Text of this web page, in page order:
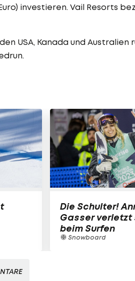
investieren. Vail Resorts
USA, Kanada und Australien
Die Schulter!
Gasser verletzt
beim Surfen
Snowboard